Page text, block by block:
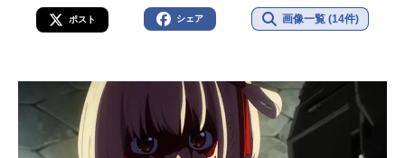
ポスト シェア 画像一覧 (14件)